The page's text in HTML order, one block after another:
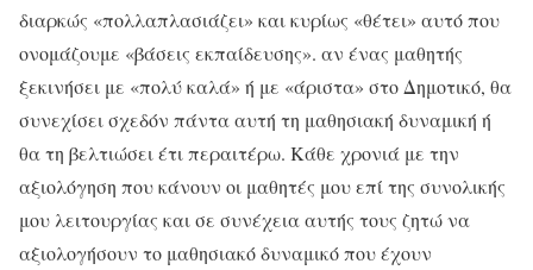
διαρκώς «πολλαπλασιάζει» και κυρίως «θέτει» αυτό που
ονομάζουμε «βάσεις εκπαίδευσης». αν ένας μαθητής
ξεκινήσει με «πολύ καλά» ή με «άριστα» στο Δημοτικό, θα
συνεχίσει σχεδόν πάντα αυτή τη μαθησιακή δυναμική ή
θα τη βελτιώσει έτι περαιτέρω. Κάθε χρονιά με την
αξιολόγηση που κάνουν οι μαθητές μου επί της συνολικής
μου λειτουργίας και σε συνέχεια αυτής τους ζητώ να
αξιολογήσουν το μαθησιακό δυναμικό που έχουν